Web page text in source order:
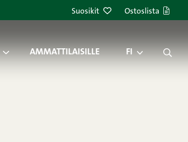
Suosikit Ostoslista
AMMATTILAISILLE FI